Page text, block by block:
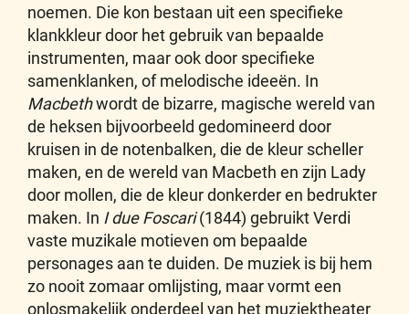
noemen. Die kon bestaan uit een specifieke
klankkleur door het gebruik van bepaalde
instrumenten, maar ook door specifieke
samenklanken, of melodische ideeën. In
Macbethwordt de bizarre, magische wereld van
de heksen bijvoorbeeld gedomineerd door
kruisen in de notenbalken, die de kleur scheller
maken, en de wereld van Macbeth en zijn Lady
door mollen, die de kleur donkerder en bedrukter
maken. In I due Foscari(1844) gebruikt Verdi
vaste muzikale motieven om bepaalde
personages aan te duiden. De muziek is bij hem
zo nooit zomaar omlijsting, maar vormt een
onlosmakelijk onderdeel van het muziektheater